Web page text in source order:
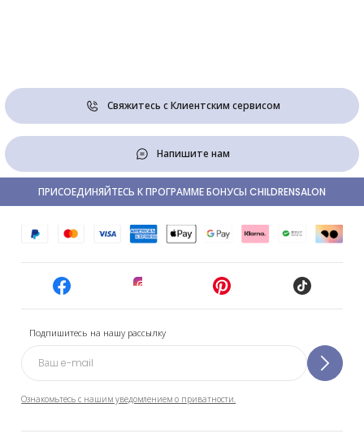
Свяжитесь с Клиентским сервисом
Напишите нам
Подпишитесь на нашу рассылку
Ознакомьтесь с нашим уведомлением о приватности.
ПРИСОЕДИНЯЙТЕСЬ К ПРОГРАММЕ БОНУСЫ CHILDRENSALON